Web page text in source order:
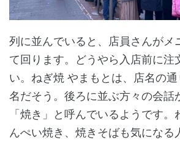
列に並んでいると、店員さんがメ
て回ります。どうやら入店前に注
い。ねぎ焼 やまもとは、店名の
名だそう。後ろに並ぶ方々の会話
「焼き」と呼んでいるようです。
んぺい焼き、焼きそばも気になる